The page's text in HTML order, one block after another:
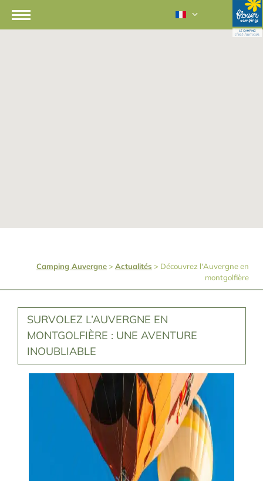
Camping Auvergne> Actualités > Découvrez l'Auvergne en
montgolfière
SURVOLEZ L’AUVERGNE EN
MONTGOLFIÈRE : UNE AVENTURE
INOUBLIABLE